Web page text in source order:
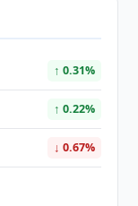
↑ 0.31%
↑ 0.22%
↓ 0.67%